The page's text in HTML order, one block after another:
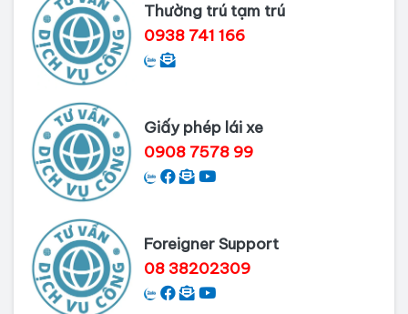
Thường trú tạm trú
0938 741 166
Giấy phép lái xe
0908 7578 99
Foreigner Support
08 38202309